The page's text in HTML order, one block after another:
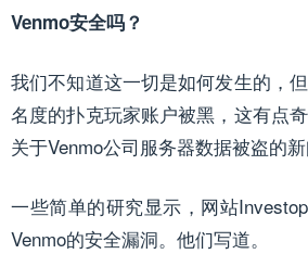
Venmo安全吗？
我们不知道这一切是如何发生的，
名度的扑克玩家账户被黑，这有点
关于Venmo公司服务器数据被盗的新
一些简单的研究显示，网站
Venmo的安全漏洞。他们写道。